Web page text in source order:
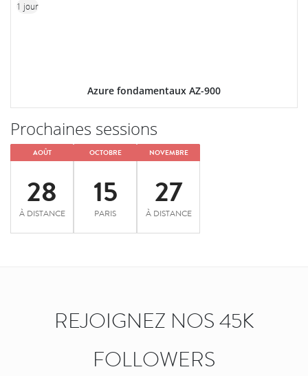
Azure fondamentaux AZ-900
1 jour
Prochaines sessions
AOÛT
28
À DISTANCE
OCTOBRE
15
PARIS
NOVEMBRE
27
À DISTANCE
REJOIGNEZ NOS 45K
FOLLOWERS